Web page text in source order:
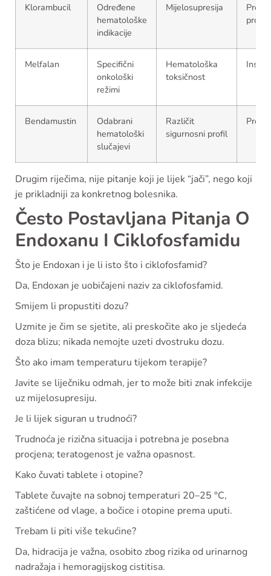
Klorambucil
Određene
hematološke
indikacije
Mijelosupresija
Prema
Melfalan
Specifični
onkološki
režimi
Hematološka
toksičnost
Bendamustin
Odabrani
hematološki
slučajevi
Različit
sigurnosni profil
Drugim riječima, nije pitanje koji je lijek “jači”, nego koji
je prikladniji za konkretnog bolesnika.
Često Postavljana Pitanja O
Endoxanu I Ciklofosfamidu
Što je Endoxan i je li isto što i ciklofosfamid?
Da, Endoxan je uobičajeni naziv za ciklofosfamid.
Smijem li propustiti dozu?
Uzmite je čim se sjetite, ali preskočite ako je sljedeća
doza blizu; nikada nemojte uzeti dvostruku dozu.
Što ako imam temperaturu tijekom terapije?
Javite se liječniku odmah, jer to može biti znak infekcije
uz mijelosupresiju.
Je li lijek siguran u trudnoći?
Trudnoća je rizična situacija i potrebna je posebna
procjena; teratogenost je važna opasnost.
Kako čuvati tablete i otopine?
Tablete čuvajte na sobnoj temperaturi 20–25 °C,
zaštićene od vlage, a bočice i otopine prema uputi.
Trebam li piti više tekućine?
Da, hidracija je važna, osobito zbog rizika od urinarnog
nadražaja i hemoragijskog cistitisa.